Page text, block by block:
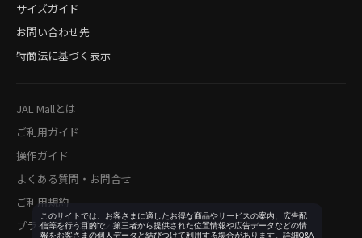
サイズガイド
お問い合わせ先
特商法に基づく表示
JAL Mallとは
ご利用ガイド
操作ガイド
よくある質問・お問合せ
ご利用規約
プライバシーポリシー
このサイトでは、お客さまに適したお得な商品やサービスの案内、広告配
信等を行う目的で、第三者から提供された位置情報や広告データなどの情
報をお客さまの個人データと結びつけて利用する場合があります。詳細Q&A